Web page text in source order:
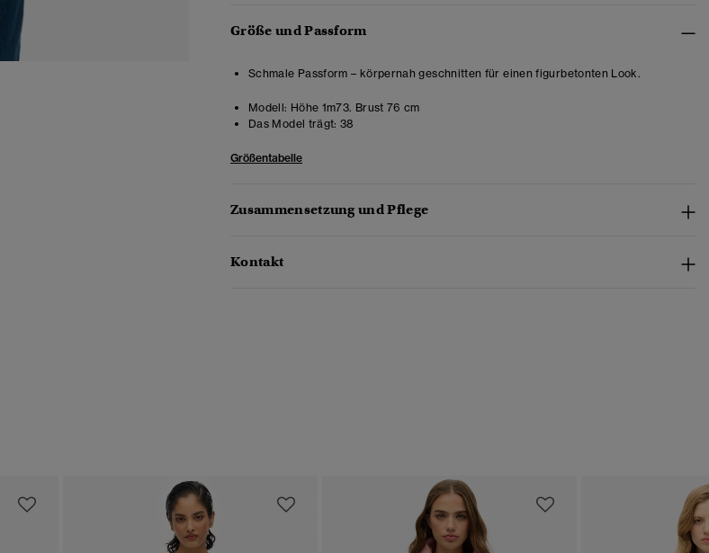
Größe und Passform
Schmale Passform – körpernah geschnitten für einen figurbetonten Look.
Modell: Höhe 1m73. Brust 76 cm
Das Model trägt: 38
Größentabelle
Zusammensetzung und Pflege
Kontakt